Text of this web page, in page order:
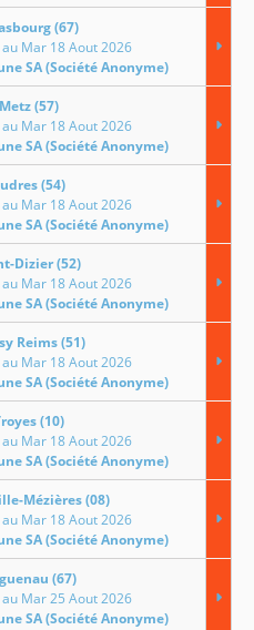
(67)
Mar 18 Aout 2026
SA (Société Anonyme)
Metz (57)
Mar 18 Aout 2026
SA (Société Anonyme)
(54)
Mar 18 Aout 2026
SA (Société Anonyme)
Dizier (52)
Mar 18 Aout 2026
SA (Société Anonyme)
Reims (51)
Mar 18 Aout 2026
SA (Société Anonyme)
(10)
Mar 18 Aout 2026
SA (Société Anonyme)
Mézières (08)
Mar 18 Aout 2026
SA (Société Anonyme)
(67)
Mar 25 Aout 2026
SA (Société Anonyme)